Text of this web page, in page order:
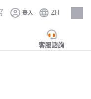
登入 ZH
人才招募
客服諮詢